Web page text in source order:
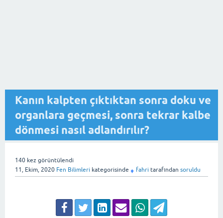
Kanın kalpten çıktıktan sonra doku ve
organlara geçmesi, sonra tekrar kalbe
dönmesi nasıl adlandırılır?
140 kez görüntülendi
11, Ekim, 2020 Fen Bilimleri kategorisinde ♦ fahri tarafından soruldu